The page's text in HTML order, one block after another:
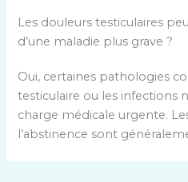
Les douleurs testiculaires
d’une maladie plus grave ?
Oui, certaines pathologies
testiculaire ou les infections
charge médicale urgente.
l’abstinence sont